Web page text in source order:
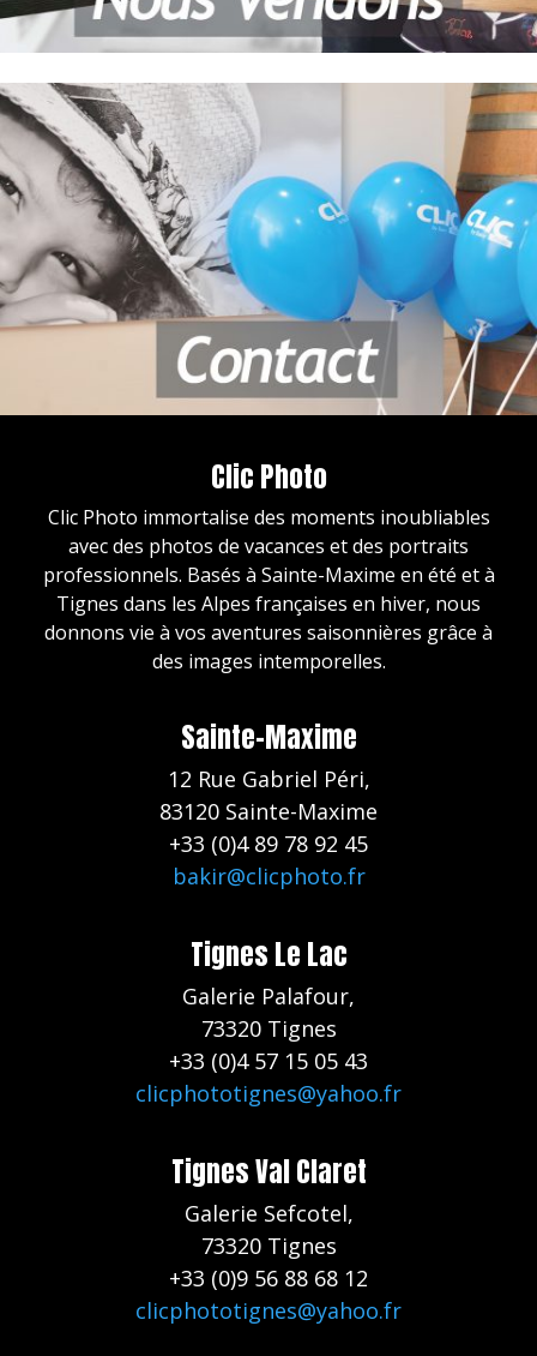
Clic Photo
Clic Photo immortalise des moments inoubliables
avec des photos de vacances et des portraits
professionnels. Basés à Sainte-Maxime en été et à
Tignes dans les Alpes françaises en hiver, nous
donnons vie à vos aventures saisonnières grâce à
des images intemporelles.
Sainte-Maxime
12 Rue Gabriel Péri,
83120 Sainte-Maxime
+33 (0)4 89 78 92 45
bakir@clicphoto.fr
Tignes Le Lac
Galerie Palafour,
73320 Tignes
+33 (0)4 57 15 05 43
clicphototignes@yahoo.fr
Tignes Val Claret
Galerie Sefcotel,
73320 Tignes
+33 (0)9 56 88 68 12
clicphototignes@yahoo.fr